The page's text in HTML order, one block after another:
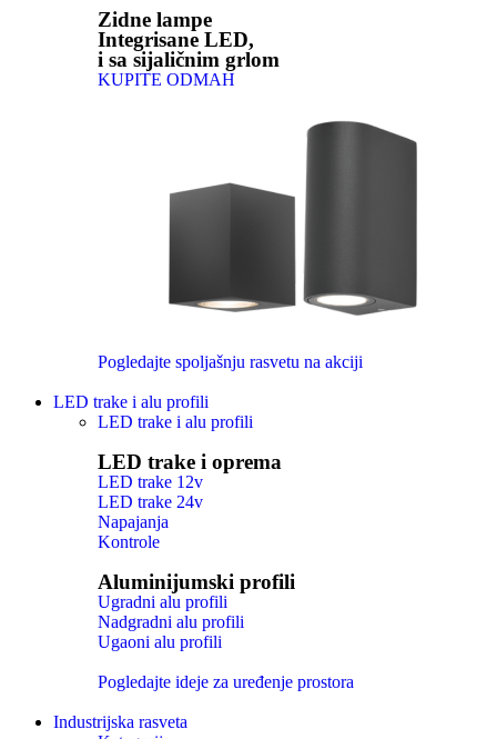
Zidne lampe
Integrisane LED,
i sa sijaličnim grlom
KUPITE ODMAH
Pogledajte spoljašnju rasvetu na akciji
LED trake i alu profili
LED trake i alu profili
LED trake i oprema
LED trake 12v
LED trake 24v
Napajanja
Kontrole
Aluminijumski profili
Ugradni alu profili
Nadgradni alu profili
Ugaoni alu profili
Pogledajte ideje za uređenje prostora
Industrijska rasveta